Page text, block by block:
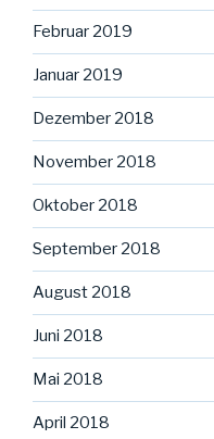
Februar 2019
Januar 2019
Dezember 2018
November 2018
Oktober 2018
September 2018
August 2018
Juni 2018
Mai 2018
April 2018